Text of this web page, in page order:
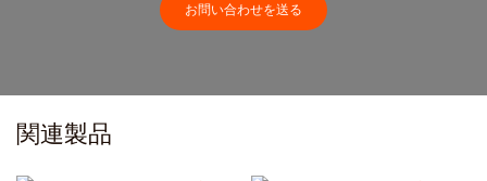
お問い合わせを送る
関連製品